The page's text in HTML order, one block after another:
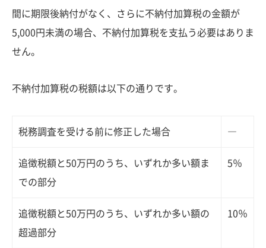
間に期限後納付がなく、さらに不納付加算税の金額が
5,000円未満の場合、不納付加算税を支払う必要はありま
せん。
不納付加算税の税額は以下の通りです。
税務調査を受ける前に修正した場合 ―
追徴税額と50万円のうち、いずれか多い額ま
での部分
5％
追徴税額と50万円のうち、いずれか多い額の
超過部分
10％